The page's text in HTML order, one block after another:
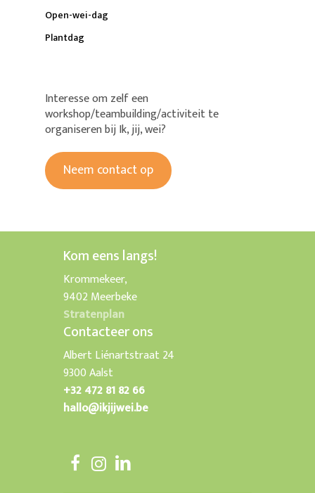
Open-wei-dag
Plantdag
Interesse om zelf een
workshop/teambuilding/activiteit te
organiseren bij Ik, jij, wei?
Neem contact op
Kom eens langs!
Krommekeer,
9402 Meerbeke
Stratenplan
Contacteer ons
Albert Liénartstraat 24
9300 Aalst
+32 472 81 82 66
hallo@ikjijwei.be